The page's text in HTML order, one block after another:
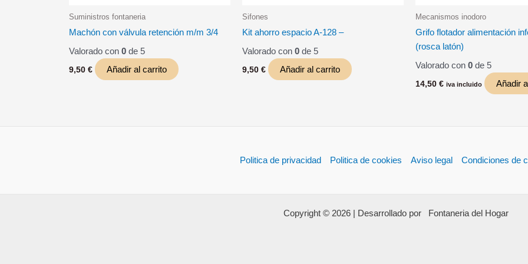
Suministros fontaneria
Machón con válvula retención m/m 3/4
Valorado con 0 de 5
9,50 € Añadir al carrito
Sifones
Kit ahorro espacio A-128 –
Valorado con 0de 5
9,50 € Añadir al carrito
Mecanismos inodoro
Grifo flotador alimentación
(rosca latón)
Valorado con 0de 5
14,50 € iva incluido Añadir
Politica de privacidad Politica de cookies Aviso legal Condiciones de
Copyright © 2026 | Desarrollado por Fontaneria del Hogar